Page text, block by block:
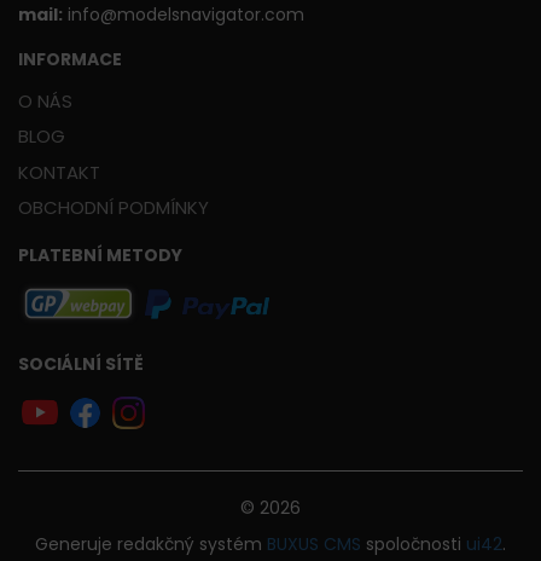
mail: info@modelsnavigator.com
INFORMACE
O NÁS
BLOG
KONTAKT
OBCHODNÍ PODMÍNKY
PLATEBNÍ METODY
SOCIÁLNÍ SÍTĚ
© 2026
Generuje redakčný systém BUXUS CMS spoločnosti ui42.